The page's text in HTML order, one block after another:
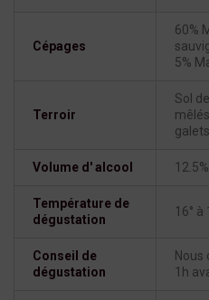
Cépages
60%
5%
Terroir
Sol
galets.
Volume d' alcool 12.5%
Température de
dégustation
16° à
Conseil de
dégustation
Nous
1h